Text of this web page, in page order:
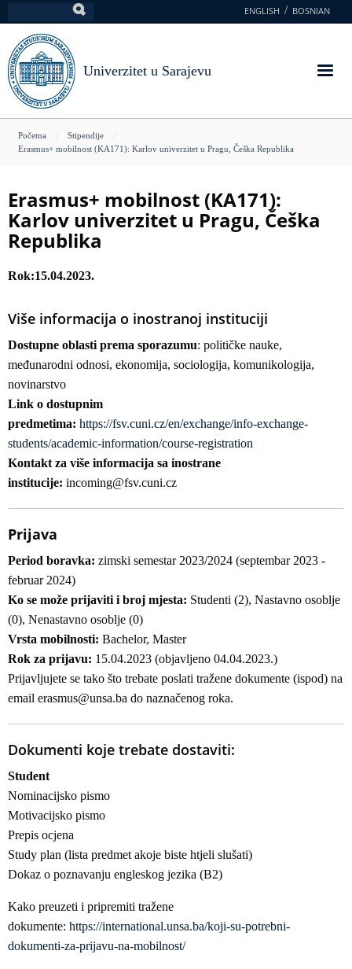
na
glavni
sadržaj
ENGLISH BOSNIAN
Univerzitet u Sarajevu
You
Početna
Stipendije
Erasmus+ mobilnost (KA171): Karlov univerzitet u Pragu, Češka Republika
Erasmus+ mobilnost (KA171):
Karlov univerzitet u Pragu, Češka
Republika
Rok 15.04.2023.
Više informacija o inostranoj instituciji
Dostupne oblasti prema sporazumu: političke nauke,
međunarodni odnosi, ekonomija, sociologija, komunikologija,
novinarstvo
Link o dostupnim
predmetima: https://fsv.cuni.cz/en/exchange/info-exchange-
students/academic-information/course-registration
Kontakt za više informacija sa inostrane
institucije: incoming@fsv.cuni.cz
Prijava
Period boravka: zimski semestar 2023/2024 (septembar 2023 -
februar 2024)
Ko se može prijaviti i broj mjesta: Studenti (2), Nastavno osoblje
(0), Nenastavno osoblje (0)
Vrsta mobilnosti: Bachelor, Master
Rok za prijavu: 15.04.2023 (objavljeno 04.04.2023.)
Prijavljujete se tako što trebate poslati tražene dokumente (ispod) na
email erasmus@unsa.ba do naznačenog roka.
Dokumenti koje trebate dostaviti:
Student
Nominacijsko pismo
Motivacijsko pismo
Prepis ocjena
Study plan (lista predmet akoje biste htjeli slušati)
Dokaz o poznavanju engleskog jezika (B2)
Kako preuzeti i pripremiti tražene
dokumente: https://international.unsa.ba/koji-su-potrebni-
dokumenti-za-prijavu-na-mobilnost/